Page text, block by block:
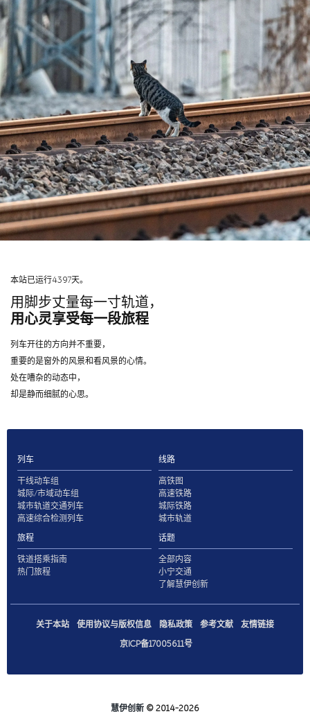
本站已运行4397天。
用脚步丈量每一寸轨道，
用心灵享受每一段旅程
列车开往的方向并不重要，
重要的是窗外的风景和看风景的心情。
处在嘈杂的动态中，
却是静而细腻的心思。
列车
干线动车组
城际/市域动车组
城市轨道交通列车
高速综合检测列车
线路
高铁图
高速铁路
城际铁路
城市轨道
旅程
铁道搭乘指南
热门旅程
话题
全部内容
小宁交通
了解慧伊创新
关于本站 使用协议与版权信息 隐私政策 参考文献
友情链接
京ICP备17005611号
慧伊创新 © 2014-2026